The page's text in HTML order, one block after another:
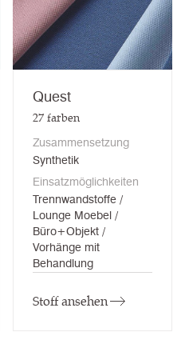
Quest
27farben
Zusammensetzung
Synthetik
Einsatzmöglichkeiten
Trennwandstoffe /
Lounge Moebel /
Büro+Objekt /
Vorhänge mit
Behandlung
Stoff ansehen